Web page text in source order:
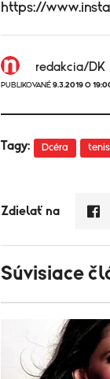
https://
redakcia/DK
PUBLIKOVANÉ 9.3.2019 O
Tagy: Dcéra
Zdielať na
Súvisiace